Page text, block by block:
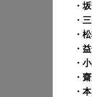
・
・
・
・
・
・
・